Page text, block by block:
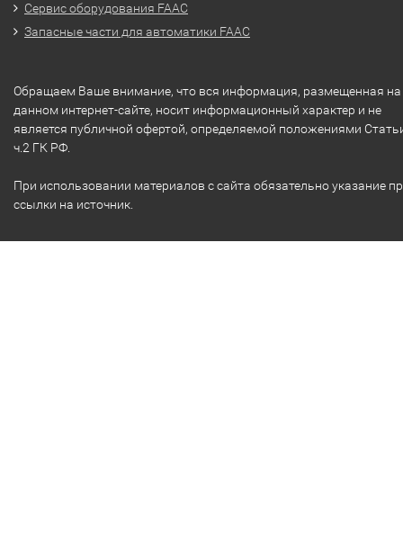
Сервис оборудования FAAC
Запасные части для автоматики FAAC
Обращаем Ваше внимание, что вся информация, размещенная на
данном интернет-сайте, носит информационный характер и не
является публичной офертой, определяемой положениями
ч.2 ГК РФ.
При использовании материалов с сайта обязательно указание
ссылки на источник.